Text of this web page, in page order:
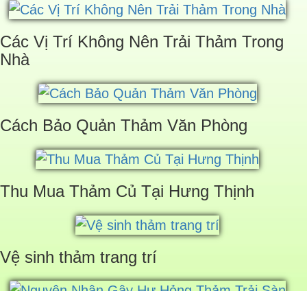
Các Vị Trí Không Nên Trải Thảm Trong
Nhà
Cách Bảo Quản Thảm Văn Phòng
Thu Mua Thảm Củ Tại Hưng Thịnh
Vệ sinh thảm trang trí